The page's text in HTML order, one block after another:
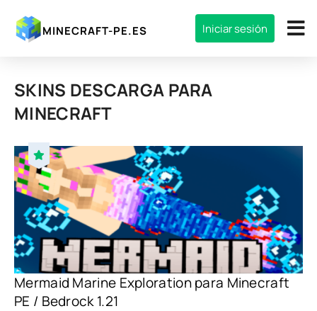
MINECRAFT-PE.ES Iniciar sesión
SKINS DESCARGA PARA
MINECRAFT
Mermaid Marine Exploration para Minecraft
PE / Bedrock 1.21